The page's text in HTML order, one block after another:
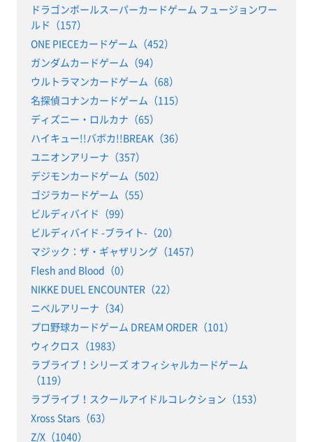
ドラゴンボールスーパーカードゲーム フュージョンワー
ルド（157）
ONE PIECEカードゲーム（452）
ガンダムカードゲーム（94）
ウルトラマンカードゲーム（68）
名探偵コナンカードゲーム（115）
ディズニー・ロルカナ（65）
ハイキュー!!バボカ!!BREAK（36）
ユニオンアリーナ（357）
デジモンカードゲーム（502）
ゴジラカードゲーム（55）
ビルディバイド（99）
ビルディバイド -ブライト-（20）
マジック：ザ・ギャザリング（1457）
Flesh and Blood（0）
NIKKE DUEL ENCOUNTER（22）
ニベルアリーナ（34）
プロ野球カードゲーム DREAM ORDER（101）
ウィクロス（1983）
ラブライブ！シリーズ オフィシャルカードゲーム
（119）
ラブライブ！スクールアイドルコレクション（153）
Xross Stars（63）
Z/X（1040）